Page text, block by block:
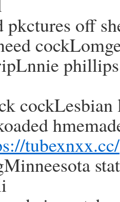
pkctures off
tubexnxx.cc/